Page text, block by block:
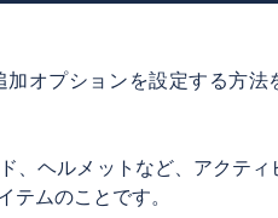
オプションを設定する方法
、ヘルメットなど、アクティ
テムのことです。